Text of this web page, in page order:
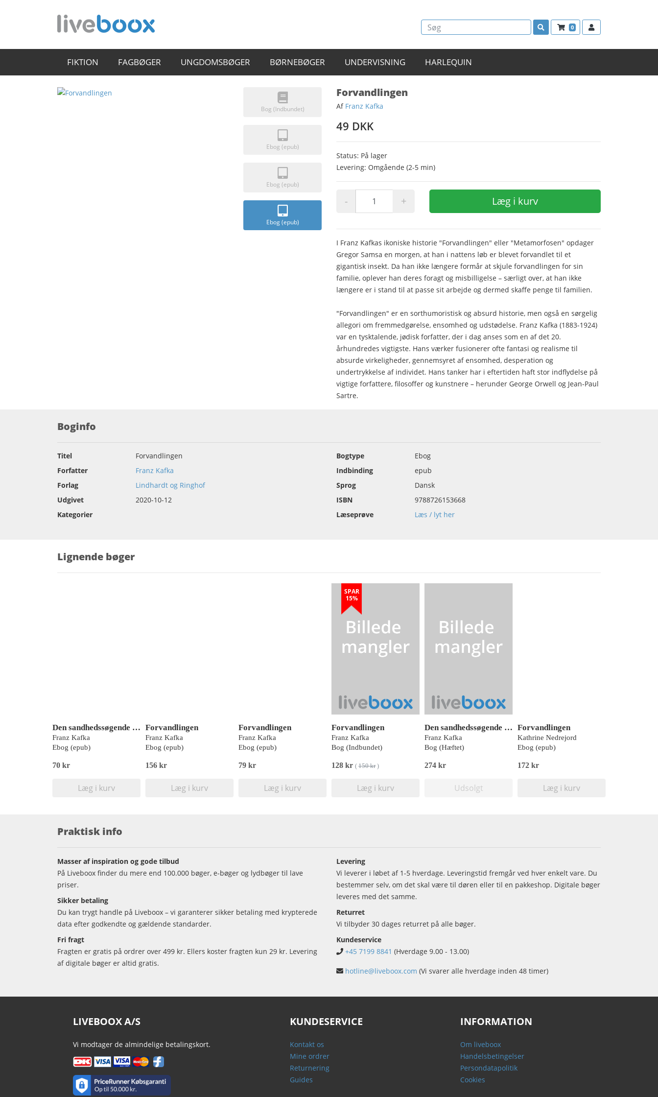
0
FIKTION FAGBØGER UNGDOMSBØGER BØRNEBØGER UNDERVISNING HARLEQUIN
Bog (Indbundet)
Ebog (epub)
Ebog (epub)
Ebog (epub)
Forvandlingen
Af Franz Kafka
49 DKK
Status: På lager
Levering: Omgående (2-5 min)
- + Læg i kurv
I Franz Kafkas ikoniske historie "Forvandlingen" eller "Metamorfosen" opdager
Gregor Samsa en morgen, at han i nattens løb er blevet forvandlet til et
gigantisk insekt. Da han ikke længere formår at skjule forvandlingen for sin
familie, oplever han deres foragt og misbilligelse – særligt over, at han ikke
længere er i stand til at passe sit arbejde og dermed skaffe penge til familien.
"Forvandlingen" er en sorthumoristisk og absurd historie, men også en sørgelig
allegori om fremmedgørelse, ensomhed og udstødelse. Franz Kafka (1883-1924)
var en tysktalende, jødisk forfatter, der i dag anses som en af det 20.
århundredes vigtigste. Hans værker fusionerer ofte fantasi og realisme til
absurde virkeligheder, gennemsyret af ensomhed, desperation og
undertrykkelse af individet. Hans tanker har i eftertiden haft stor indflydelse på
vigtige forfattere, filosoffer og kunstnere – herunder George Orwell og Jean-Paul
Sartre.
Boginfo
Titel
Forvandlingen
Forfatter
Franz Kafka
Forlag
Lindhardt og Ringhof
Udgivet
2020-10-12
Kategorier
Bogtype
Ebog
Indbinding
epub
Sprog
Dansk
ISBN
9788726153668
Læseprøve
Læs / lyt her
Lignende bøger
Den sandhedssøgende hund. Forvandlingen. Afslaget
Franz Kafka
Ebog (epub)
70 kr
Læg i kurv
Forvandlingen
Franz Kafka
Ebog (epub)
156 kr
Læg i kurv
Forvandlingen
Franz Kafka
Ebog (epub)
79 kr
Læg i kurv
SPAR
15%
Forvandlingen
Franz Kafka
Bog (Indbundet)
128 kr ( 150 kr)
Læg i kurv
Den sandhedssøgende hund. Forvandlingen. Afslaget
Franz Kafka
Bog (Hæftet)
274 kr
Udsolgt
Forvandlingen
Kathrine Nedrejord
Ebog (epub)
172 kr
Læg i kurv
Praktisk info
Masser af inspiration og gode tilbud
På Liveboox finder du mere end 100.000 bøger, e-bøger og lydbøger til lave
priser.
Sikker betaling
Du kan trygt handle på Liveboox – vi garanterer sikker betaling med krypterede
data efter godkendte og gældende standarder.
Fri fragt
Fragten er gratis på ordrer over 499 kr. Ellers koster fragten kun 29 kr. Levering
af digitale bøger er altid gratis.
Levering
Vi leverer i løbet af 1-5 hverdage. Leveringstid fremgår ved hver enkelt vare. Du
bestemmer selv, om det skal være til døren eller til en pakkeshop. Digitale bøger
leveres med det samme.
Returret
Vi tilbyder 30 dages returret på alle bøger.
Kundeservice
+45 7199 8841 (Hverdage 9.00 - 13.00)
hotline@liveboox.com (Vi svarer alle hverdage inden 48 timer)
LIVEBOOX A/S
Vi modtager de almindelige betalingskort.
KUNDESERVICE
Kontakt os
Mine ordrer
Returnering
Guides
INFORMATION
Om liveboox
Handelsbetingelser
Persondatapolitik
Cookies